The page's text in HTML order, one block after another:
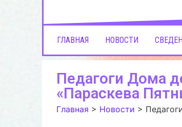
ГЛАВНАЯ НОВОСТИ
Педагоги Дома
«Параскева
Главная > Новости >